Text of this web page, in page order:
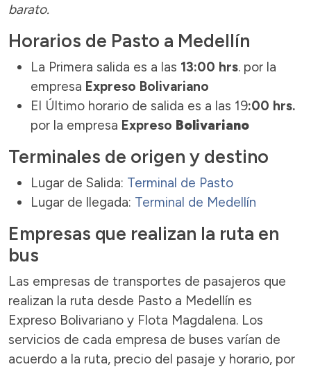
barato.
Horarios de Pasto a Medellín
La Primera salida es a las 13:00 hrs. por la
empresa Expreso Bolivariano
El Último horario de salida es a las 19:00 hrs.
por la empresa Expreso Bolivariano
Terminales de origen y destino
Lugar de Salida: Terminal de Pasto
Lugar de llegada: Terminal de Medellín
Empresas que realizan la ruta en
bus
Las empresas de transportes de pasajeros que
realizan la ruta desde Pasto a Medellín es
Expreso Bolivariano y Flota Magdalena. Los
servicios de cada empresa de buses varían de
acuerdo a la ruta, precio del pasaje y horario, por